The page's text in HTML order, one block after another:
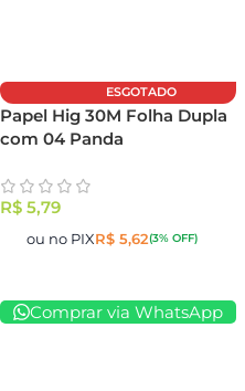
ESGOTADO
Papel Hig 30M Folha Dupla
com 04 Panda
R$ 5,79
ou no PIXR$ 5,62(3% OFF)
Comprar via WhatsApp